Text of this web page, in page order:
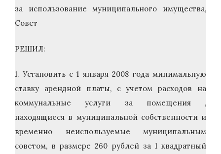
за использование муниципального имущества,
Совет
РЕШИЛ:
1. Установить с 1 января 2008 года минимальную
ставку арендной платы, с учетом расходов на
коммунальные услуги за помещения ,
находящиеся в муниципальной собственности и
временно неиспользуемые муниципальным
советом, в размере 260 рублей за 1 квадратный